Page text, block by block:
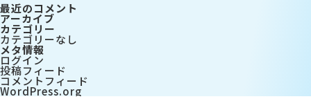
最近のコメント
アーカイブ
カテゴリー
カテゴリーなし
メタ情報
ログイン
投稿フィード
コメントフィード
WordPress.org